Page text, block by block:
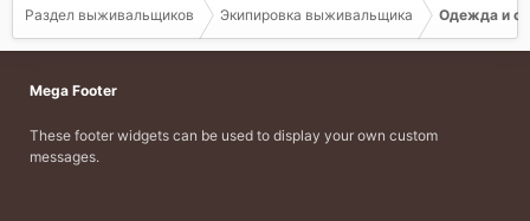
Раздел выживальщиков Экипировка выживальщика Одежда и
Mega Footer
These footer widgets can be used to display your own custom
messages.